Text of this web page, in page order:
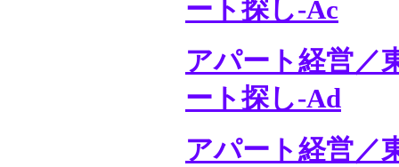
ート探し-Ac
アパート経営／
ート探し-Ad
アパート経営／